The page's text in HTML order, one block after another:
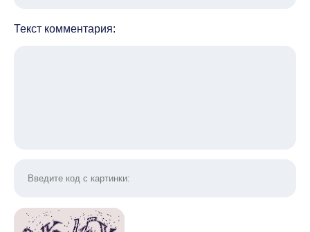
Текст комментария: